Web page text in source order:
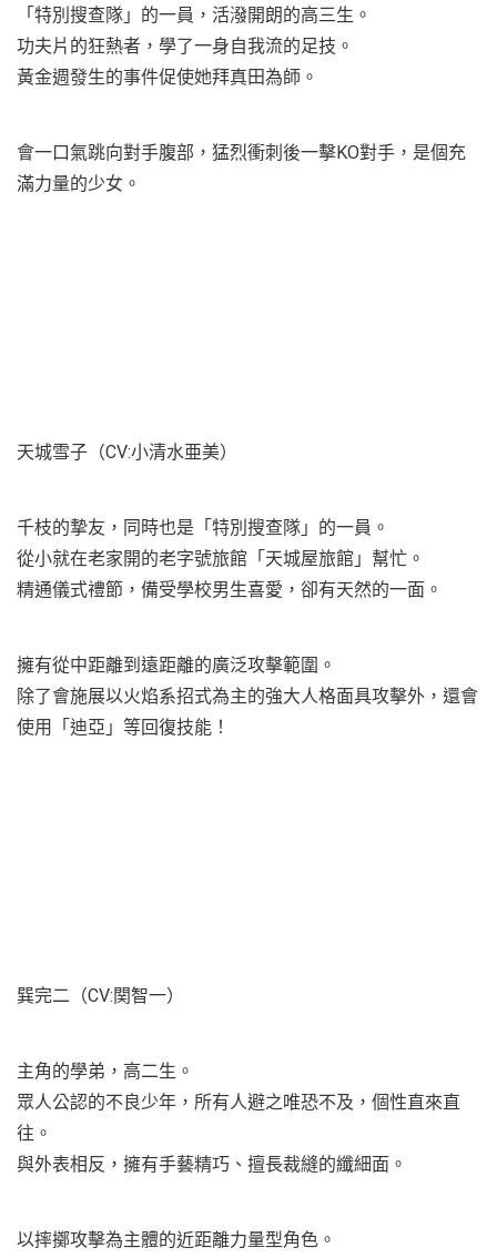
「特別搜查隊」的一員，活潑開朗的高三生。
功夫片的狂熱者，學了一身自我流的足技。
黃金週發生的事件促使她拜真田為師。
會一口氣跳向對手腹部，猛烈衝刺後一擊KO對手，是個充
滿力量的少女。
天城雪子（CV:小清水亜美）
千枝的摯友，同時也是「特別搜查隊」的一員。
從小就在老家開的老字號旅館「天城屋旅館」幫忙。
精通儀式禮節，備受學校男生喜愛，卻有天然的一面。
擁有從中距離到遠距離的廣泛攻擊範圍。
除了會施展以火焰系招式為主的強大人格面具攻擊外，還會
使用「迪亞」等回復技能！
巽完二（CV:関智一）
主角的學弟，高二生。
眾人公認的不良少年，所有人避之唯恐不及，個性直來直
往。
與外表相反，擁有手藝精巧、擅長裁縫的纖細面。
以摔擲攻擊為主體的近距離力量型角色。